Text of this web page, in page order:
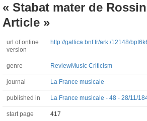
« Stabat mater de
Article »
url of online
version
http://gallica.bnf.fr/ark:/12148/
genre ReviewMusic Criticism
journal La France musicale
published in La France musicale - 48 - 28/11/
start page 417